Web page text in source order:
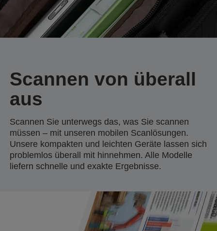
Scannen von überall
aus
Scannen Sie unterwegs das, was Sie scannen
müssen – mit unseren mobilen Scanlösungen.
Unsere kompakten und leichten Geräte lassen sich
problemlos überall mit hinnehmen. Alle Modelle
liefern schnelle und exakte Ergebnisse.